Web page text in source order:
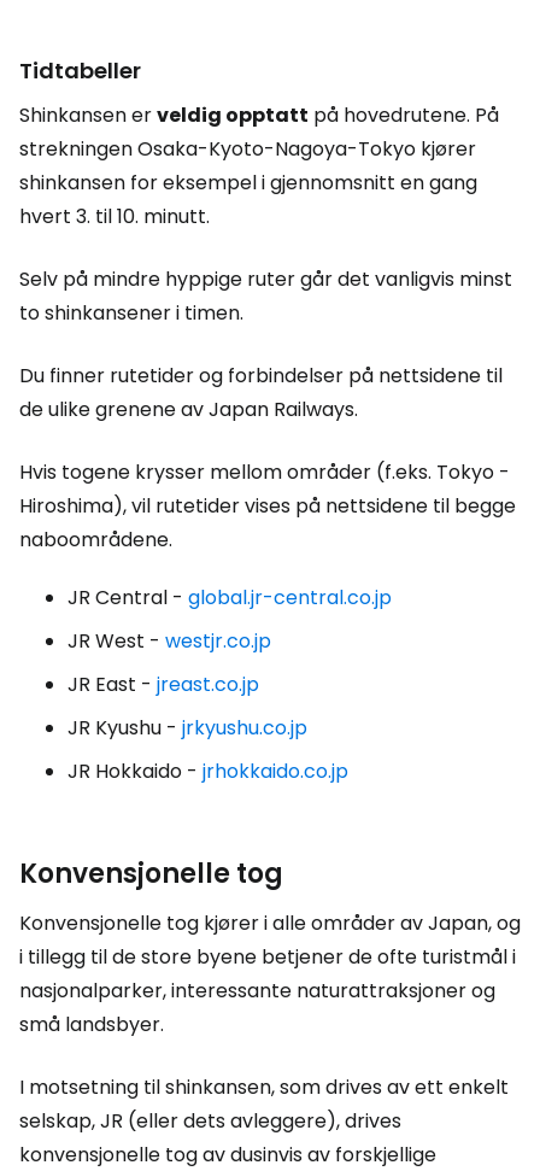
Tidtabeller
Shinkansen erveldig opptatt på hovedrutene. På
strekningen Osaka-Kyoto-Nagoya-Tokyo kjører
shinkansen for eksempel i gjennomsnitt en gang
hvert 3. til 10. minutt.
Selv på mindre hyppige ruter går det vanligvis minst
to shinkansener i timen.
Du finner rutetider og forbindelser på nettsidene til
de ulike grenene av Japan Railways.
Hvis togene krysser mellom områder (f.eks. Tokyo -
Hiroshima), vil rutetider vises på nettsidene til begge
naboområdene.
JR Central - global.jr-central.co.jp
JR West - westjr.co.jp
JR East - jreast.co.jp
JR Kyushu - jrkyushu.co.jp
JR Hokkaido - jrhokkaido.co.jp
Konvensjonelle tog
Konvensjonelle tog kjører i alle områder av Japan, og
i tillegg til de store byene betjener de ofte turistmål i
nasjonalparker, interessante naturattraksjoner og
små landsbyer.
I motsetning til shinkansen, som drives av ett enkelt
selskap, JR (eller dets avleggere), drives
konvensjonelle tog av dusinvis av forskjellige